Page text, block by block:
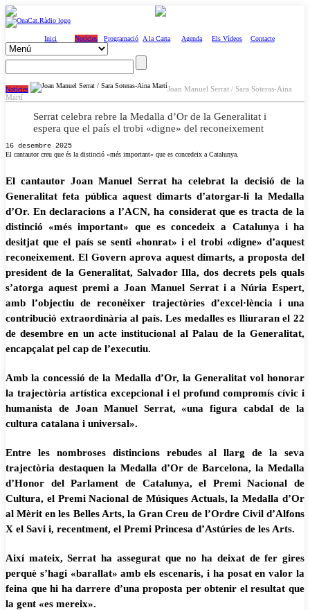
Inici Notícies Programació A la Carta Agenda Els Vídeos Contacte
Notícies
Joan Manuel Serrat / Sara Soteras-Aina
Martí
Serrat celebra rebre la Medalla d’Or de la Generalitat i
espera que el país el trobi «digne» del reconeixement
16 desembre 2025
El cantautor creu que és la distinció «més important» que es concedeix a Catalunya.
El cantautor Joan Manuel Serrat ha celebrat la decisió de la
Generalitat feta pública aquest dimarts d’atorgar-li la Medalla
d’Or. En declaracions a l’ACN, ha considerat que es tracta de la
distinció «més important» que es concedeix a Catalunya i ha
desitjat que el país se senti «honrat» i el trobi «digne» d’aquest
reconeixement. El Govern aprova aquest dimarts, a proposta del
president de la Generalitat, Salvador Illa, dos decrets pels quals
s’atorga aquest premi a Joan Manuel Serrat i a Núria Espert,
amb l’objectiu de reconèixer trajectòries d’excel·lència i una
contribució extraordinària al país. Les medalles es lliuraran el 22
de desembre en un acte institucional al Palau de la Generalitat,
encapçalat pel cap de l’executiu.
Amb la concessió de la Medalla d’Or, la Generalitat vol honorar
la trajectòria artística excepcional i el profund compromís cívic i
humanista de Joan Manuel Serrat, «una figura cabdal de la
cultura catalana i universal».
Entre les nombroses distincions rebudes al llarg de la seva
trajectòria destaquen la Medalla d’Or de Barcelona, la Medalla
d’Honor del Parlament de Catalunya, el Premi Nacional de
Cultura, el Premi Nacional de Músiques Actuals, la Medalla d’Or
al Mèrit en les Belles Arts, la Gran Creu de l’Ordre Civil d’Alfons
X el Savi i, recentment, el Premi Princesa d’Astúries de les Arts.
Així mateix, Serrat ha assegurat que no ha deixat de fer gires
perquè s’hagi «barallat» amb els escenaris, i ha posat en valor la
feina que hi ha darrere d’una proposta per obtenir el resultat que
la gent «es mereix».